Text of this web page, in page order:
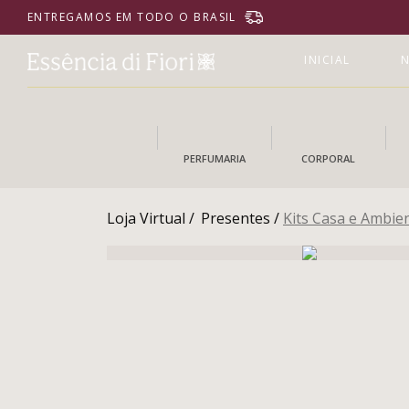
ENTREGAMOS EM TODO O BRASIL
INICIAL
PERFUMARIA CORPORAL
Loja Virtual / Presentes / Kits Casa e